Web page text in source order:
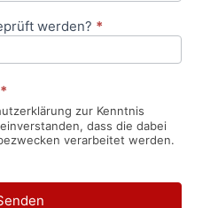
werden? *
*
zur Kenntnis
dass die dabei
verarbeitet werden.